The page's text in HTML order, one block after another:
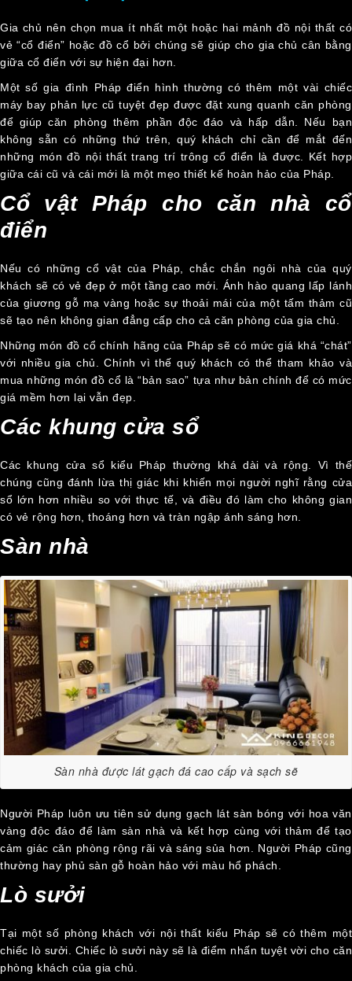
Gia chủ nên chọn mua ít nhất một hoặc hai mảnh đồ nội thất có
vẻ “cổ điển” hoặc đồ cổ bởi chúng sẽ giúp cho gia chủ cân bằng
giữa cổ điển với sự hiện đại hơn.
Một số gia đình Pháp điển hình thường có thêm một vài chiếc
máy bay phản lực cũ tuyệt đẹp được đặt xung quanh căn phòng
để giúp căn phòng thêm phần độc đáo và hấp dẫn. Nếu bạn
không sẵn có những thứ trên, quý khách chỉ cần để mắt đến
những món đồ nội thất trang trí trông cổ điển là được. Kết hợp
giữa cái cũ và cái mới là một mẹo thiết kế hoàn hảo của Pháp.
Cổ vật Pháp cho căn nhà cổ
điển
Nếu có những cổ vật của Pháp, chắc chắn ngôi nhà của quý
khách sẽ có vẻ đẹp ở một tầng cao mới. Ánh hào quang lấp lánh
của giương gỗ mạ vàng hoặc sự thoải mái của một tấm thảm cũ
sẽ tạo nên không gian đẳng cấp cho cả căn phòng của gia chủ.
Những món đồ cổ chính hãng của Pháp sẽ có mức giá khá “chát”
với nhiều gia chủ. Chính vì thế quý khách có thể tham khảo và
mua những món đồ cổ là “bản sao” tựa như bản chính để có mức
giá mềm hơn lại vẫn đẹp.
Các khung cửa sổ
Các khung cửa sổ kiểu Pháp thường khá dài và rộng. Vì thế
chúng cũng đánh lừa thị giác khi khiến mọi người nghĩ rằng cửa
sổ lớn hơn nhiều so với thực tế, và điều đó làm cho không gian
có vẻ rộng hơn, thoáng hơn và tràn ngập ánh sáng hơn.
Sàn nhà
Sàn nhà được lát gạch đá cao cấp và sạch sẽ
Người Pháp luôn ưu tiên sử dụng gạch lát sàn bóng với hoa văn
vàng độc đáo để làm sàn nhà và kết hợp cùng với thảm để tạo
cảm giác căn phòng rộng rãi và sáng sủa hơn. Người Pháp cũng
thường hay phủ sàn gỗ hoàn hảo với màu hổ phách.
Lò sưởi
Tại một số phòng khách với nội thất kiểu Pháp sẽ có thêm một
chiếc lò sưởi. Chiếc lò sưởi này sẽ là điểm nhấn tuyệt vời cho căn
phòng khách của gia chủ.